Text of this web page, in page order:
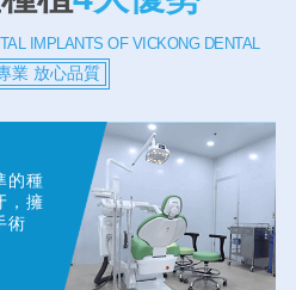
IMPLANTS OF VICKONG DENTAL
業 放心品質
的種
，擁
術